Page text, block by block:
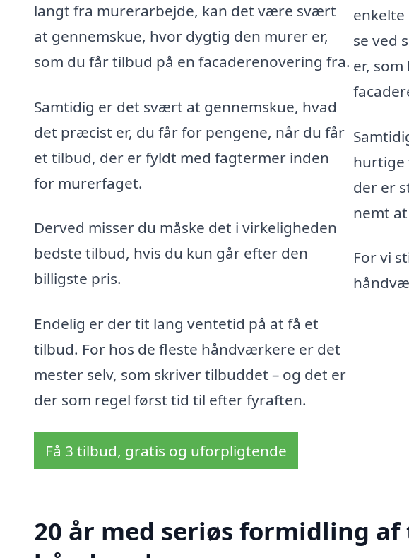
langt fra murerarbejde, kan det være svært
at gennemskue, hvor dygtig den murer er,
som du får tilbud på en facaderenovering fra.
Samtidig er det svært at gennemskue, hvad
det præcist er, du får for pengene, når du får
et tilbud, der er fyldt med fagtermer inden
for murerfaget.
Derved misser du måske det i virkeligheden
bedste tilbud, hvis du kun går efter den
billigste pris.
Endelig er der tit lang ventetid på at få et
tilbud. For hos de fleste håndværkere er det
mester selv, som skriver tilbuddet – og det er
der som regel først tid til efter fyraften.
Få 3 tilbud, gratis og uforpligtende
se ved
er,
hurtige
der er
nemt
For vi
20 år med seriøs formidling